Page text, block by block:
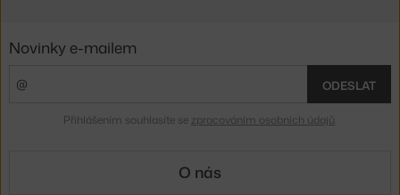
Novinky e-mailem
ODESLAT
Přihlášením souhlasíte se zpracováním osobních údajů
O nás